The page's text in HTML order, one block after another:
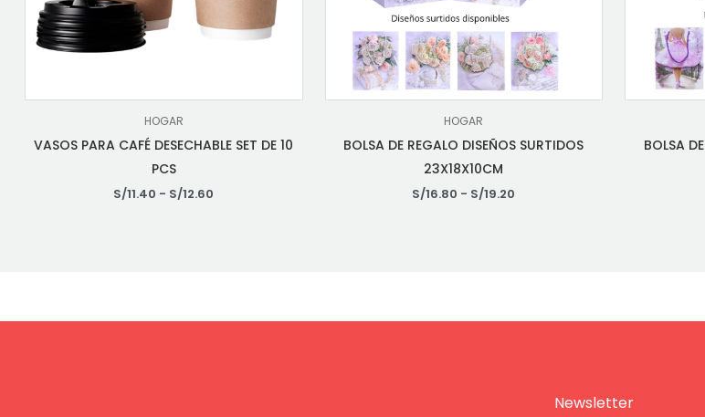
HOGAR
VASOS PARA CAFÉ DESECHABLE SET DE 10
PCS
S/11.40 - S/12.60
HOGAR
BOLSA DE REGALO DISEÑOS SURTIDOS
23X18X10CM
S/16.80 - S/19.20
BOLSA
Newsletter